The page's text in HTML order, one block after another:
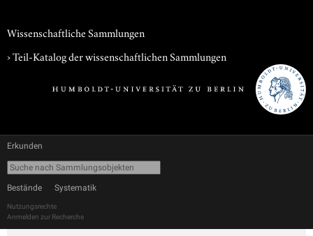
Wissenschaftliche Sammlungen
› Teil-Katalog der wissenschaftlichen Sammlungen
Erkunden
Bestände Systematik
Nutzungsrechte
Anmelden zur Recherche